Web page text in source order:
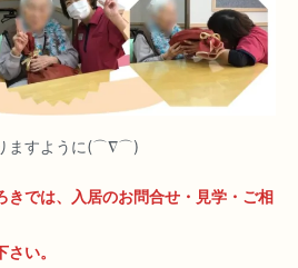
ますように(⌒∇⌒)
きでは、入居のお問合せ・見学・ご相
い。